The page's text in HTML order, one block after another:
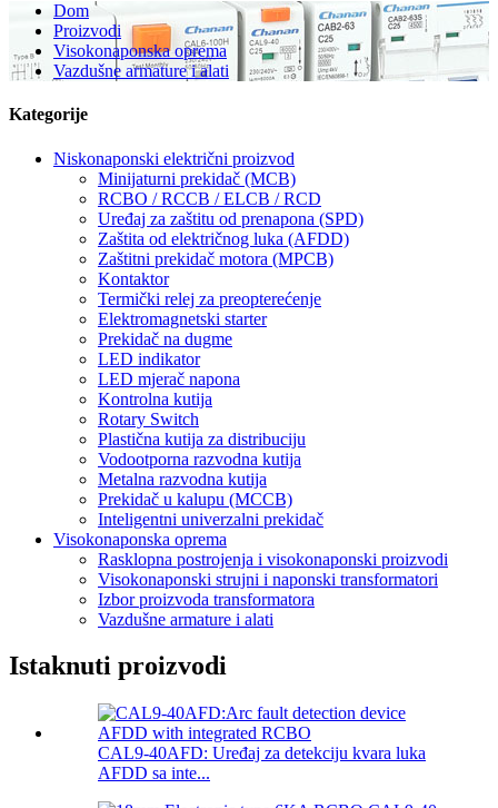
Dom
Proizvodi
Visokonaponska oprema
Vazdušne armature i alati
Kategorije
Niskonaponski električni proizvod
Minijaturni prekidač (MCB)
RCBO / RCCB / ELCB / RCD
Uređaj za zaštitu od prenapona (SPD)
Zaštita od električnog luka (AFDD)
Zaštitni prekidač motora (MPCB)
Kontaktor
Termički relej za preopterećenje
Elektromagnetski starter
Prekidač na dugme
LED indikator
LED mjerač napona
Kontrolna kutija
Rotary Switch
Plastična kutija za distribuciju
Vodootporna razvodna kutija
Metalna razvodna kutija
Prekidač u kalupu (MCCB)
Inteligentni univerzalni prekidač
Visokonaponska oprema
Rasklopna postrojenja i visokonaponski proizvodi
Visokonaponski strujni i naponski transformatori
Izbor proizvoda transformatora
Vazdušne armature i alati
Istaknuti proizvodi
CAL9-40AFD: Uređaj za detekciju kvara luka
AFDD sa inte...